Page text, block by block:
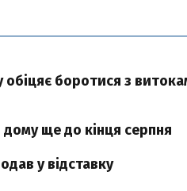
обіцяє боротися з
ще до кінця серпня
у відставку